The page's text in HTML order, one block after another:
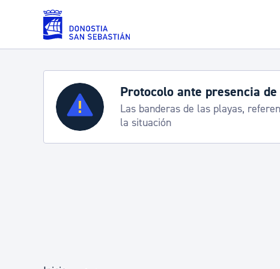
Saltar al contenido principal
Servicios
Padrón y asuntos personales
Protocolo ante presencia
Las banderas de las playas,
la situación